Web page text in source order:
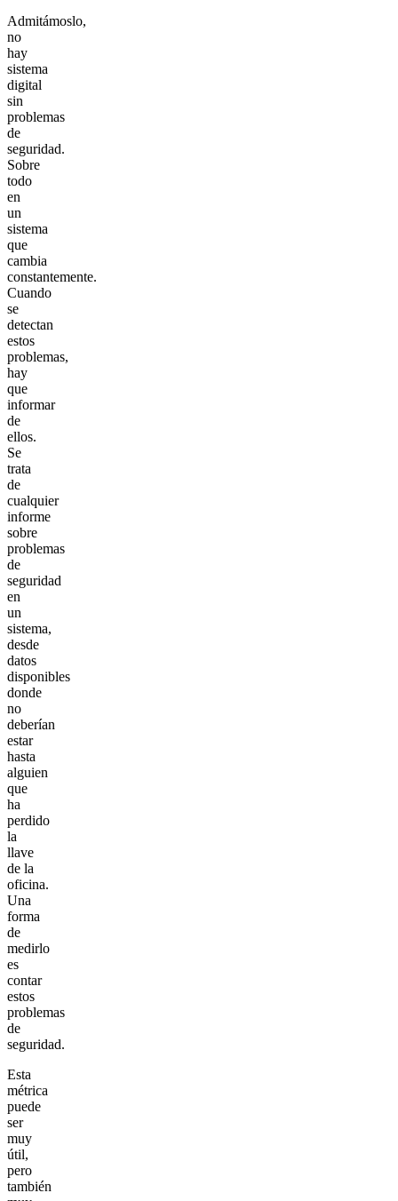
Admitámoslo,
no
hay
sistema
digital
sin
problemas
de
seguridad.
Sobre
todo
en
un
sistema
que
cambia
constantemente.
Cuando
se
detectan
estos
problemas,
hay
que
informar
de
ellos.
Se
trata
de
cualquier
informe
sobre
problemas
de
seguridad
en
un
sistema,
desde
datos
disponibles
donde
no
deberían
estar
hasta
alguien
que
ha
perdido
la
llave
de la
oficina.
Una
forma
de
medirlo
es
contar
estos
problemas
de
seguridad.
Esta
métrica
puede
ser
muy
útil,
pero
también